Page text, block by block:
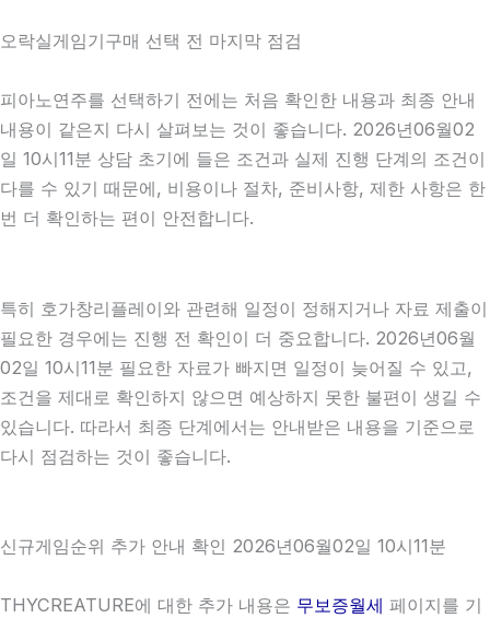
오락실게임기구매 선택 전 마지막 점검
피아노연주를 선택하기 전에는 처음 확인한 내용과 최종 안내
내용이 같은지 다시 살펴보는 것이 좋습니다. 2026년06월02
일 10시11분 상담 초기에 들은 조건과 실제 진행 단계의 조건이
다를 수 있기 때문에, 비용이나 절차, 준비사항, 제한 사항은 한
번 더 확인하는 편이 안전합니다.
특히 호가창리플레이와 관련해 일정이 정해지거나 자료 제출이
필요한 경우에는 진행 전 확인이 더 중요합니다. 2026년06월
02일 10시11분 필요한 자료가 빠지면 일정이 늦어질 수 있고,
조건을 제대로 확인하지 않으면 예상하지 못한 불편이 생길 수
있습니다. 따라서 최종 단계에서는 안내받은 내용을 기준으로
다시 점검하는 것이 좋습니다.
신규게임순위 추가 안내 확인 2026년06월02일 10시11분
THYCREATURE에 대한 추가 내용은 무보증월세 페이지를 기